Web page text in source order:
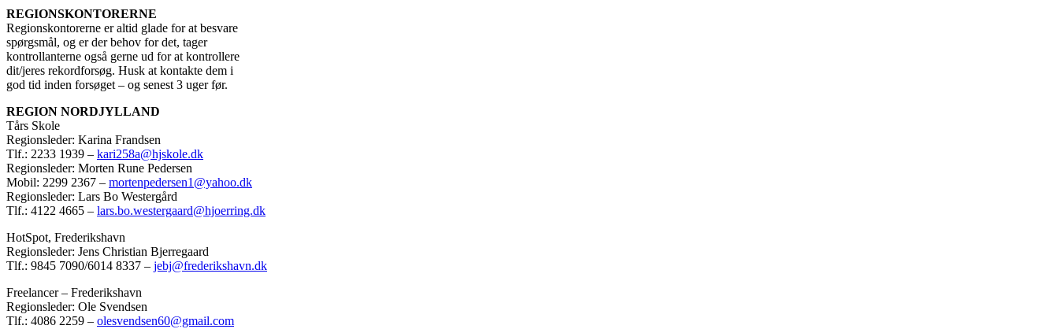
REGIONSKONTORERNE
Regionskontorerne er altid glade for at besvare
spørgsmål, og er der behov for det, tager
kontrollanterne også gerne ud for at kontrollere
dit/jeres rekordforsøg. Husk at kontakte dem i
god tid inden forsøget – og senest 3 uger før.
REGION NORDJYLLAND
Tårs Skole
Regionsleder: Karina Frandsen
Tlf.: 2233 1939 – kari258a@hjskole.dk
Regionsleder: Morten Rune Pedersen
Mobil: 2299 2367 – mortenpedersen1@yahoo.dk
Regionsleder: Lars Bo Westergård
Tlf.: 4122 4665 – lars.bo.westergaard@hjoerring.dk
HotSpot, Frederikshavn
Regionsleder: Jens Christian Bjerregaard
Tlf.: 9845 7090/6014 8337 – jebj@frederikshavn.dk
Freelancer – Frederikshavn
Regionsleder: Ole Svendsen
Tlf.: 4086 2259 – olesvendsen60@gmail.com